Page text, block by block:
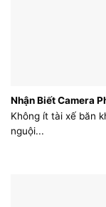
Nhận Biết Camera
Không ít tài xế băn
nguội...